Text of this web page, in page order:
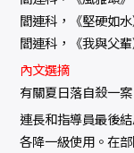
閻連科，《堅硬如水
閻連科，《我與父輩
內文選摘
有關夏日落自殺一
連長和指導員最後
各降一級使用。在